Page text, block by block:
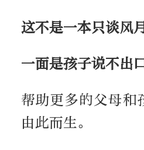
这不是一本只谈风
一面是孩子说不出
帮助更多的父母
由此而生。